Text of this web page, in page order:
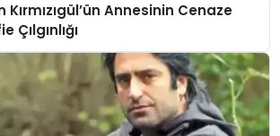
Kırmızıgül’ün Annesinin Cenaze
Çılgınlığı